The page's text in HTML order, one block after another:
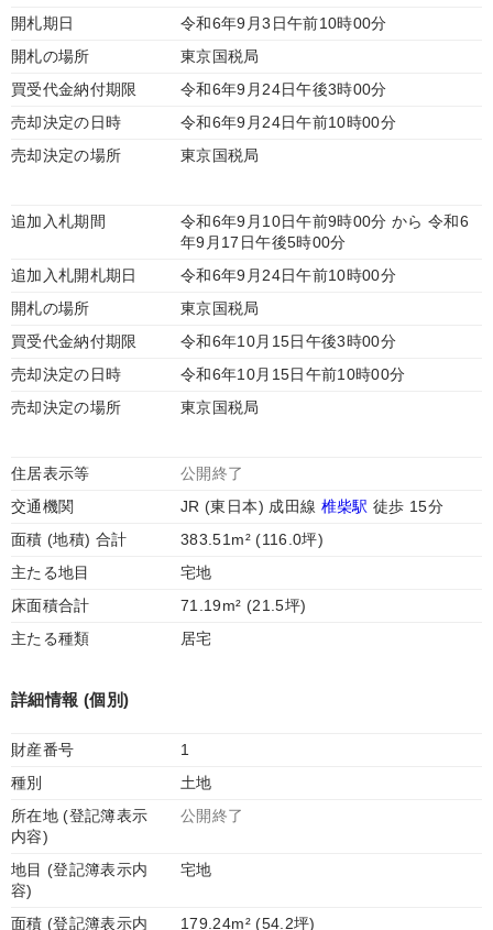
開札期日
令和6年9月3日午前10時00分
開札の場所
東京国税局
買受代金納付期限
令和6年9月24日午後3時00分
売却決定の日時
令和6年9月24日午前10時00分
売却決定の場所
東京国税局
追加入札期間
令和6年9月10日午前9時00分 から 令和6
年9月17日午後5時00分
追加入札開札期日
令和6年9月24日午前10時00分
開札の場所
東京国税局
買受代金納付期限
令和6年10月15日午後3時00分
売却決定の日時
令和6年10月15日午前10時00分
売却決定の場所
東京国税局
住居表示等
公開終了
交通機関
JR (東日本) 成田線 椎柴駅 徒歩 15分
面積 (地積) 合計
383.51m² (116.0坪)
主たる地目
宅地
床面積合計
71.19m² (21.5坪)
主たる種類
居宅
詳細情報 (個別)
財産番号
1
種別
土地
所在地 (登記簿表示
内容)
公開終了
地目 (登記簿表示内
容)
宅地
面積 (登記簿表示内 179.24m² (54.2坪)